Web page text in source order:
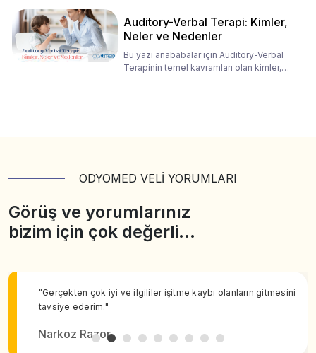
Auditory-Verbal Terapi: Kimler,
Neler ve Nedenler
Bu yazı anababalar için Auditory-Verbal
Terapinin temel kavramları olan kimler,
ODYOMED VELİ YORUMLARI
Görüş ve yorumlarınız
bizim için çok değerli…
"Gerçekten çok iyi ve ilgililer işitme kaybı olanların gitmesini
tavsiye ederim."
Narkoz Razor